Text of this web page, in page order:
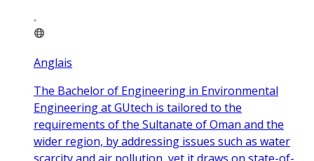
Anglais
The Bachelor of Engineering in Environmental
Engineering at GUtech is tailored to the
requirements of the Sultanate of Oman and the
wider region, by addressing issues such as water